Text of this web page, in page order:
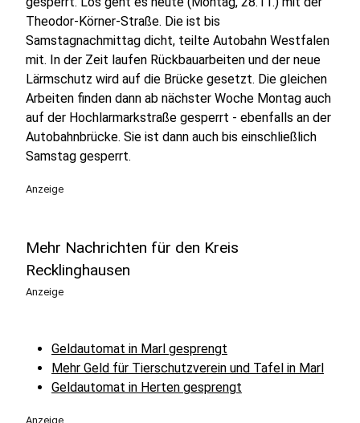
Theodor-Körner-Straße. Die ist bis
Samstagnachmittag dicht, teilte Autobahn Westfalen
mit. In der Zeit laufen Rückbauarbeiten und der neue
Lärmschutz wird auf die Brücke gesetzt. Die gleichen
Arbeiten finden dann ab nächster Woche Montag auch
auf der Hochlarmarkstraße gesperrt - ebenfalls an der
Autobahnbrücke. Sie ist dann auch bis einschließlich
Samstag gesperrt.
Anzeige
Mehr Nachrichten für den Kreis
Recklinghausen
Anzeige
Geldautomat in Marl gesprengt
Mehr Geld für Tierschutzverein und Tafel in Marl
Geldautomat in Herten gesprengt
Anzeige